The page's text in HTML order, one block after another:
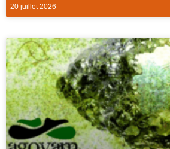
20 juillet 2026